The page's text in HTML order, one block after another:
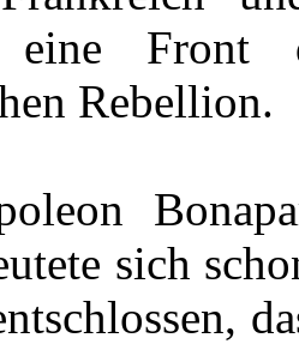
eine Front
Rebellion.
sich